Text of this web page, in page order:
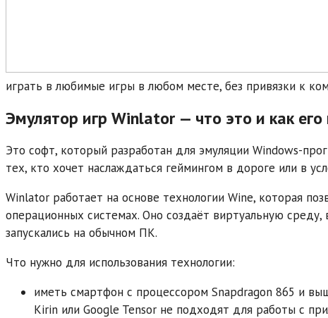
играть в любимые игры в любом месте, без привязки к
Эмулятор игр Winlator — что это и как его
Это софт, который разработан для эмуляции Windows-
тех, кто хочет наслаждаться геймингом в дороге или в
Winlator работает на основе технологии Wine, которая
операционных системах. Оно создаёт виртуальную
запускались на обычном ПК.
Что нужно для использования технологии:
иметь смартфон с процессором Snapdragon 865 и
Kirin или Google Tensor не подходят для работы с